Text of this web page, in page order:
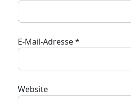
E-Mail-Adresse*
Website